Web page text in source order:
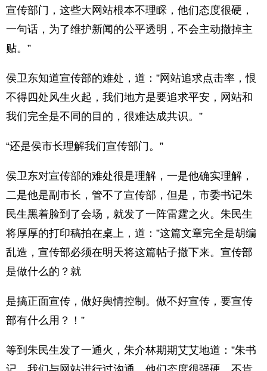
宣传部门，这些大网站根本不理睬，他们态度很硬，
一句话，为了维护新闻的公平透明，不会主动撤掉主
贴。”
侯卫东知道宣传部的难处，道：”网站追求点击率，恨
不得四处风生火起，我们地方是要追求平安，网站和
我们完全是不同的目的，很难达成共识。”
“还是侯市长理解我们宣传部门。”
侯卫东对宣传部的难处很是理解，一是他确实理解，
二是他是副市长，管不了宣传部，但是，市委书记朱
民生黑着脸到了会场，就发了一阵雷霆之火。朱民生
将厚厚的打印稿拍在桌上，道：”这篇文章完全是胡编
乱造，宣传部必须在明天将这篇帖子撤下来。宣传部
是做什么的？就
是搞正面宣传，做好舆情控制。做不好宣传，要宣传
部有什么用？！”
等到朱民生发了一通火，朱介林期期艾艾地道：”朱书